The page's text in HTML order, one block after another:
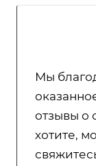
Мы
отзывы о
хотите,